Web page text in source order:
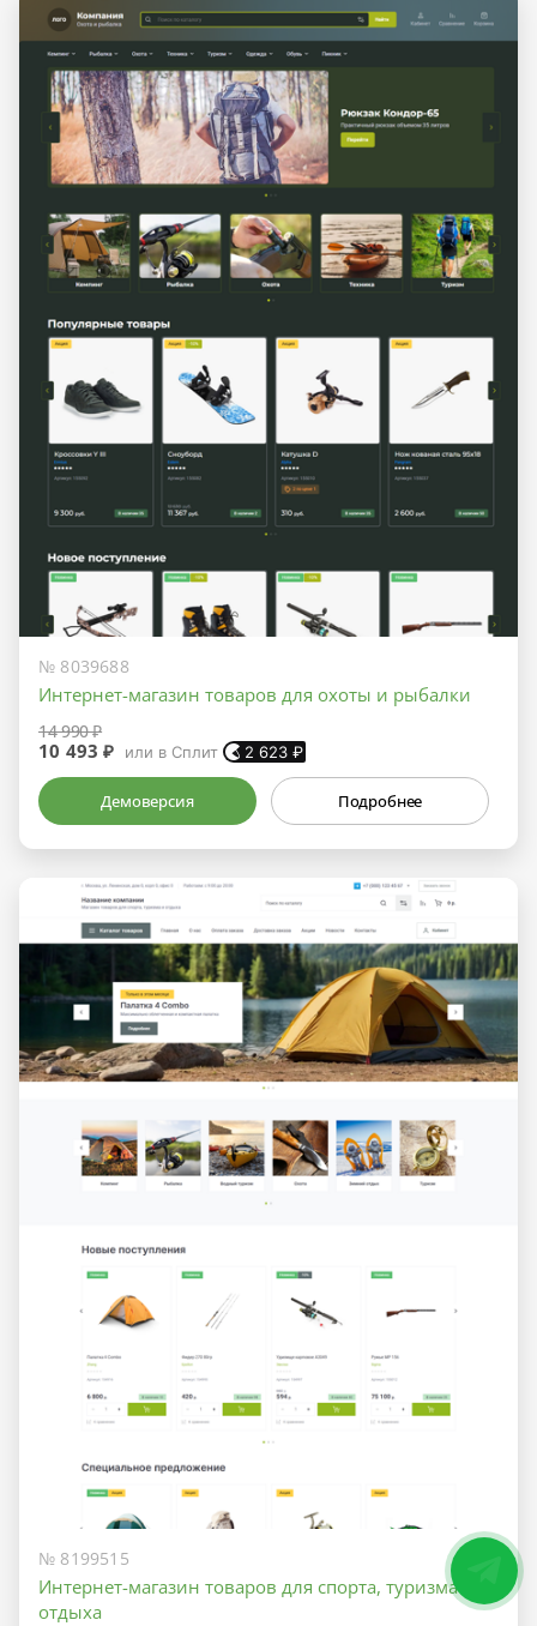
№ 8039688
Интернет-магазин товаров для охоты и рыбалки
14 990 ₽
10 493 ₽ или в Сплит 2 623₽
Демоверсия Подробнее
№ 8199515
Интернет-магазин товаров для спорта, туризма и
отдыха